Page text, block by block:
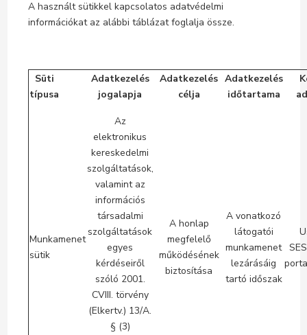
A használt sütikkel kapcsolatos adatvédelmi
információkat az alábbi táblázat foglalja össze.
Süti
típusa
Adatkezelés
jogalapja
Adatkezelés
célja
Adatkezelés
időtartama
Munkamenet
sütik
Az
elektronikus
kereskedelmi
szolgáltatások,
valamint az
információs
társadalmi
szolgáltatások
egyes
kérdéseiről
szóló 2001.
CVIII. törvény
(Elkertv.) 13/A.
§ (3)
A honlap
megfelelő
működésének
biztosítása
A vonatkozó
látogatói
munkamenet
lezárásáig
tartó időszak